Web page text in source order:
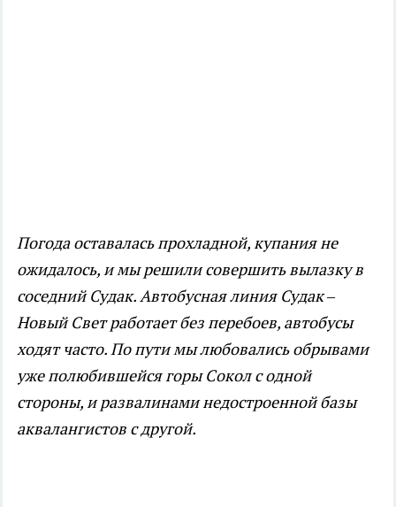
Погода оставалась прохладной, купания не
ожидалось, и мы решили совершить вылазку в
соседний Судак. Автобусная линия Судак –
Новый Свет работает без перебоев, автобусы
ходят часто. По пути мы любовались обрывами
уже полюбившейся горы Сокол с одной
стороны, и развалинами недостроенной базы
аквалангистов с другой.